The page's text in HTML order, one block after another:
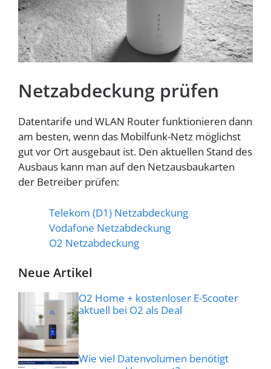
Netzabdeckung prüfen
Datentarife und WLAN Router funktionieren dann
am besten, wenn das Mobilfunk-Netz möglichst
gut vor Ort ausgebaut ist. Den aktuellen Stand des
Ausbaus kann man auf den Netzausbaukarten
der Betreiber prüfen:
Telekom (D1) Netzabdeckung
Vodafone Netzabdeckung
O2 Netzabdeckung
Neue Artikel
O2 Home + kostenloser E-Scooter
aktuell bei O2 als Deal
Wie viel Datenvolumen benötigt